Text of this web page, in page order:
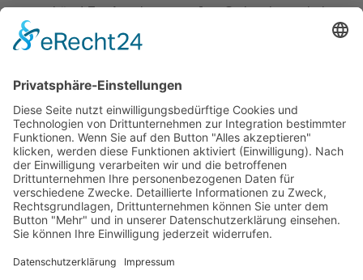
geschützt! Zur Anzeige muss JavaScript eingeschaltet
Rainer Knobloch
DW -16
Diese E-Mail-Adresse ist vor Spambots
geschützt! Zur Anzeige muss JavaScript eingeschaltet
sein.